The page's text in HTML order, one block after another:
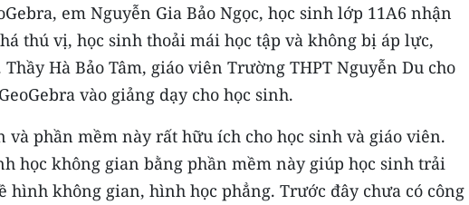
em Nguyễn Gia Bảo Ngọc, học sinh lớp 11A6 nhận
thú vị, học sinh thoải mái học tập và không bị áp lực,
Hà Bảo Tâm, giáo viên Trường THPT Nguyễn Du cho
vào giảng dạy cho học sinh.
phần mềm này rất hữu ích cho học sinh và giáo viên.
học không gian bằng phần mềm này giúp học sinh trải
không gian, hình học phẳng. Trước đây chưa có công